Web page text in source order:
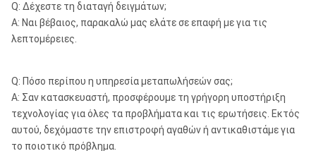
Q: Δέχεστε τη διαταγή δειγμάτων;
Α: Ναι βέβαιος, παρακαλώ μας ελάτε σε επαφή με για τις
λεπτομέρειες.
Q: Πόσο περίπου η υπηρεσία μεταπωλήσεών σας;
Α: Σαν κατασκευαστή, προσφέρουμε τη γρήγορη υποστήριξη
τεχνολογίας για όλες τα προβλήματα και τις ερωτήσεις. Εκτός
αυτού, δεχόμαστε την επιστροφή αγαθών ή αντικαθιστάμε για
το ποιοτικό πρόβλημα.